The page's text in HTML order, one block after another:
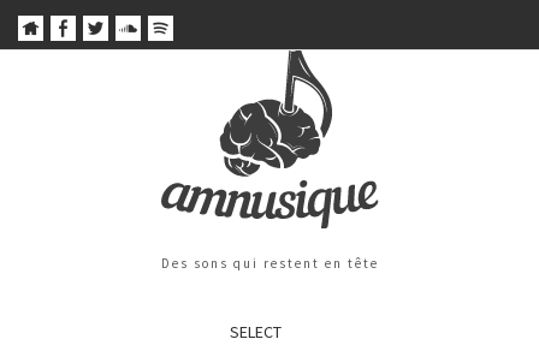
Des sons qui restent en tête
SELECT